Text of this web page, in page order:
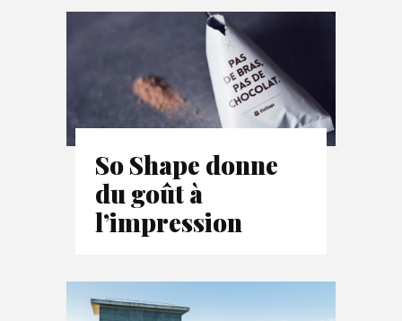
So Shape donne
du goût à
l’impression